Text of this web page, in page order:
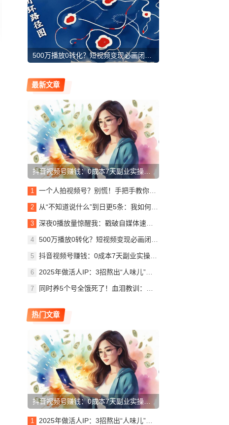
最新文章
抖音视频号赚钱：0成本7天副业实操，保姆级教程！(避坑指南)
一个人拍视频号？别慌！手把手教你轻松上手
从“不知道说什么”到日更5条：我如何把短视频变成我的“认知朋友圈”
深夜0播放量惊醒我：戳破自媒体速成泡沫，唯靠“学与练”笨功夫
500万播放0转化？短视频变现必画闭环路径图！4步填平流量黑洞 | 实战复盘
抖音视频号赚钱：0成本7天副业实操，保姆级教程！(避坑指南)
2025年做活人IP：3招熬出“人味儿”浓汤，让你的表达直抵人心
同时养5个号全饿死了！血泪教训：别让贪心吸干你的精气神
热门文章
抖音视频号赚钱：0成本7天副业实操，保姆级教程！(避坑指南)
2025年做活人IP：3招熬出“人味儿”浓汤，让你的表达直抵人心